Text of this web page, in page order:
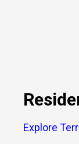
Explore